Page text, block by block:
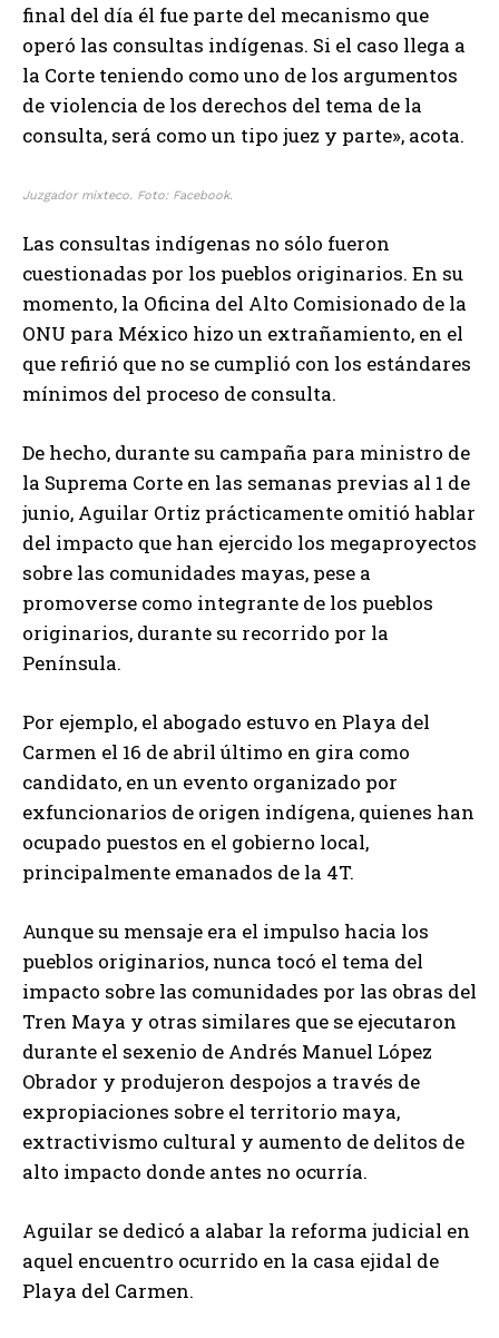
final del día él fue parte del mecanismo que
operó las consultas indígenas. Si el caso llega a
la Corte teniendo como uno de los argumentos
de violencia de los derechos del tema de la
consulta, será como un tipo juez y parte», acota.
Juzgador mixteco. Foto: Facebook.
Las consultas indígenas no sólo fueron
cuestionadas por los pueblos originarios. En su
momento, la Oficina del Alto Comisionado de la
ONU para México hizo un extrañamiento, en el
que refirió que no se cumplió con los estándares
mínimos del proceso de consulta.
De hecho, durante su campaña para ministro de
la Suprema Corte en las semanas previas al 1 de
junio, Aguilar Ortiz prácticamente omitió hablar
del impacto que han ejercido los megaproyectos
sobre las comunidades mayas, pese a
promoverse como integrante de los pueblos
originarios, durante su recorrido por la
Península.
Por ejemplo, el abogado estuvo en Playa del
Carmen el 16 de abril último en gira como
candidato, en un evento organizado por
exfuncionarios de origen indígena, quienes han
ocupado puestos en el gobierno local,
principalmente emanados de la 4T.
Aunque su mensaje era el impulso hacia los
pueblos originarios, nunca tocó el tema del
impacto sobre las comunidades por las obras del
Tren Maya y otras similares que se ejecutaron
durante el sexenio de Andrés Manuel López
Obrador y produjeron despojos a través de
expropiaciones sobre el territorio maya,
extractivismo cultural y aumento de delitos de
alto impacto donde antes no ocurría.
Aguilar se dedicó a alabar la reforma judicial en
aquel encuentro ocurrido en la casa ejidal de
Playa del Carmen.